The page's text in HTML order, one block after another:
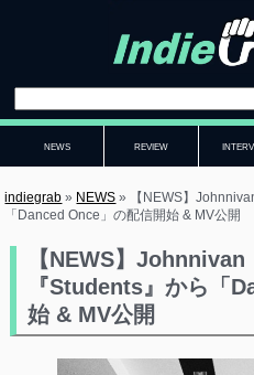
NEWS REVIEW
indiegrab » NEWS »
【NEWS】
「Danced Once」の配信開始 & MV公開
【NEWS】
『Students』から「
始 & MV公開